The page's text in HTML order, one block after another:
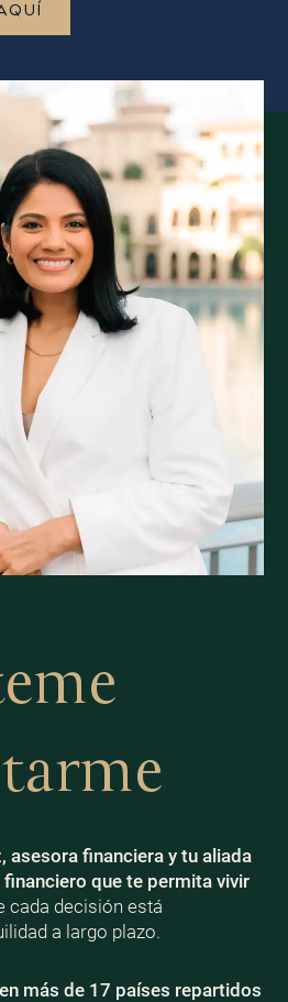
asesora financiera y tu aliada
que te permita vivir
cada decisión está
a largo plazo.
más de 17 países repartidos